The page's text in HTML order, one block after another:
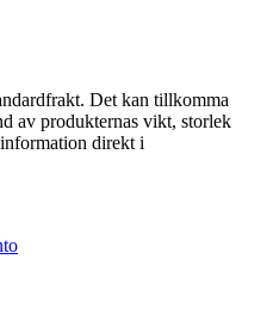
Det kan tillkomma
av produkternas vikt, storlek
direkt i